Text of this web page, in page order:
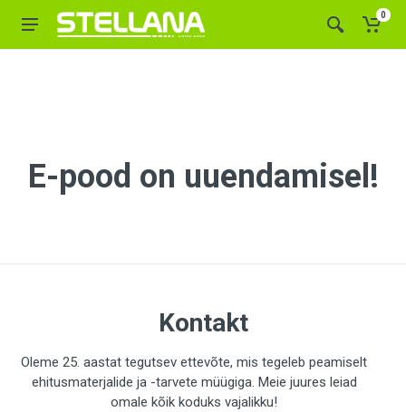
0
E-pood on uuendamisel!
Kontakt
Oleme 25. aastat tegutsev ettevõte, mis tegeleb peamiselt
ehitusmaterjalide ja -tarvete müügiga. Meie juures leiad
omale kõik koduks vajalikku!